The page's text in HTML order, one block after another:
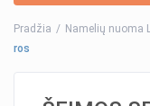
Pradžia Namelių nuoma
ros